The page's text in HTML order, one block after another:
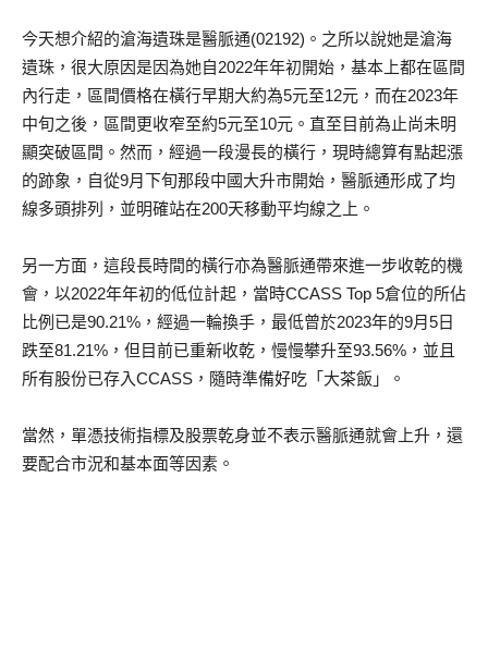
今天想介紹的滄海遺珠是醫脈通(02192)。之所以說她是滄海
遺珠，很大原因是因為她自2022年年初開始，基本上都在區間
內行走，區間價格在橫行早期大約為5元至12元，而在2023年
中旬之後，區間更收窄至約5元至10元。直至目前為止尚未明
顯突破區間。然而，經過一段漫長的橫行，現時總算有點起漲
的跡象，自從9月下旬那段中國大升市開始，醫脈通形成了均
線多頭排列，並明確站在200天移動平均線之上。
另一方面，這段長時間的橫行亦為醫脈通帶來進一步收乾的機
會，以2022年年初的低位計起，當時CCASS Top 5倉位的所佔
比例已是90.21%，經過一輪換手，最低曾於2023年的9月5日
跌至81.21%，但目前已重新收乾，慢慢攀升至93.56%，並且
所有股份已存入CCASS，隨時準備好吃「大茶飯」。
當然，單憑技術指標及股票乾身並不表示醫脈通就會上升，還
要配合市況和基本面等因素。